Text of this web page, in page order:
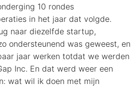
10 rondes
in het jaar dat volgde.
naar diezelfde startup,
ondersteunend was geweest, en
jaar werken totdat we werden
Inc. En dat werd weer een
wat wil ik doen met mijn